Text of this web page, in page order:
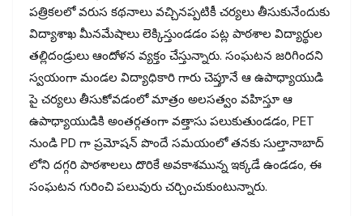
పత్రికలలో వరుస కథనాలు వచ్చినప్పటికీ చర్యలు తీసుకునేందుకు
విద్యాశాఖ మీనమేషాలు లెక్కిస్తుండడం పట్ల పాఠశాల విద్యార్థుల
తల్లిదండ్రులు ఆందోళన వ్యక్తం చేస్తున్నారు. సంఘటన జరిగిందని
స్వయంగా మండల విద్యాధికారి గారు చెప్తూనే ఆ ఉపాధ్యాయుడి
పై చర్యలు తీసుకోవడంలో మాత్రం అలసత్వం వహిస్తూ ఆ
ఉపాధ్యాయుడికి అంతర్గతంగా వత్తాసు పలుకుతుండడం, PET
నుండి PD గా ప్రమోషన్ పొందే సమయంలో తనకు సుల్తానాబాద్
లోని దగ్గరి పాఠశాలలు దొరికే అవకాశమున్న ఇక్కడే ఉండడం, ఈ
సంఘటన గురించి పలువురు చర్చించుకుంటున్నారు.